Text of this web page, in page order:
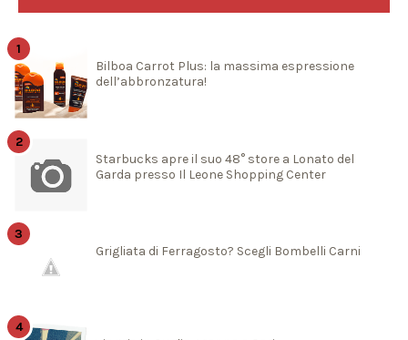
Bilboa Carrot Plus: la massima espressione
dell’abbronzatura!
Starbucks apre il suo 48° store a Lonato del
Garda presso Il Leone Shopping Center
Grigliata di Ferragosto? Scegli Bombelli Carni